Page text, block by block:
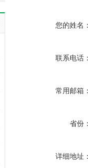
您的姓名
联系电话
常用邮箱
省份
详细地址